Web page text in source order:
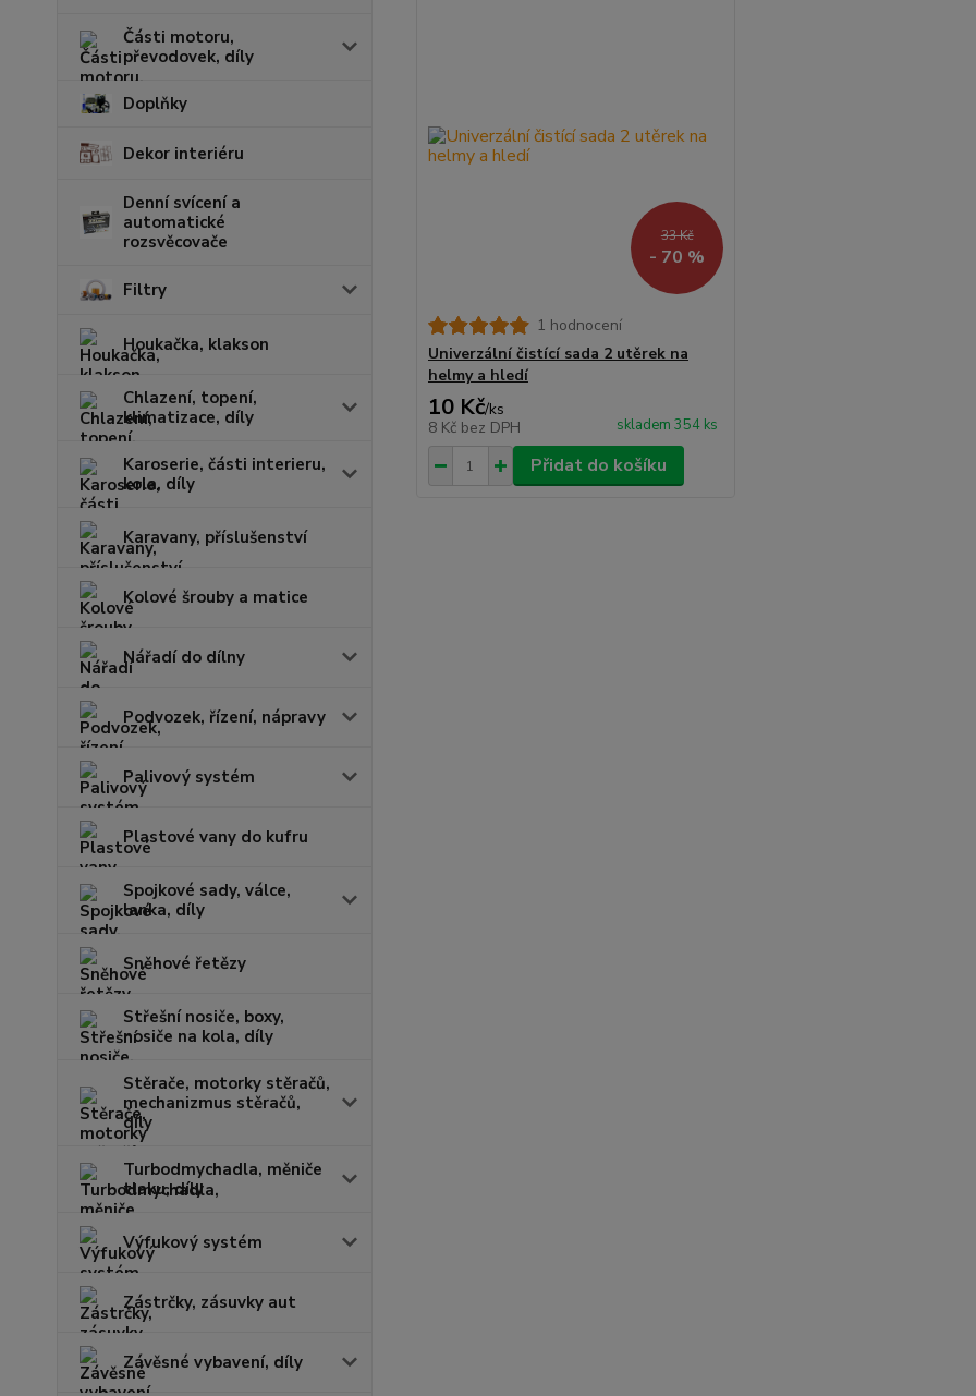
Části motoru,
převodovek, díly
Doplňky
Dekor interiéru
Denní svícení a
automatické
rozsvěcovače
Filtry
Houkačka, klakson
Chlazení, topení,
klimatizace, díly
Karoserie, části interieru,
kola, díly
Karavany, příslušenství
Kolové šrouby a matice
Nářadí do dílny
Podvozek, řízení, nápravy
Palivový systém
Plastové vany do kufru
Spojkové sady, válce,
lanka, díly
Sněhové řetězy
Střešní nosiče, boxy,
nosiče na kola, díly
Stěrače, motorky stěračů,
mechanizmus stěračů,
díly
Turbodmychadla, měniče
tlaku, díly
Výfukový systém
Zástrčky, zásuvky aut
Závěsné vybavení, díly
33 Kč
- 70 %
1 hodnocení
Univerzální čistící sada 2 utěrek na
helmy a hledí
10 Kč/ks
8 Kč bez DPH skladem 354 ks
Přidat do košíku